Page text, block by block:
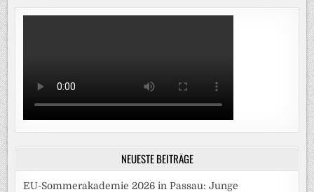
NEUESTE BEITRÄGE
EU-Sommerakademie 2026 in Passau: Junge